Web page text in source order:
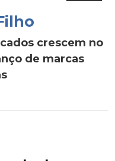
crescem no
de marcas